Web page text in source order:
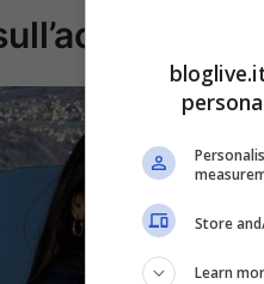
Store
Learn